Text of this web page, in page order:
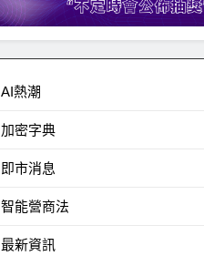
AI熱潮
加密字典
即市消息
智能營商法
最新資訊